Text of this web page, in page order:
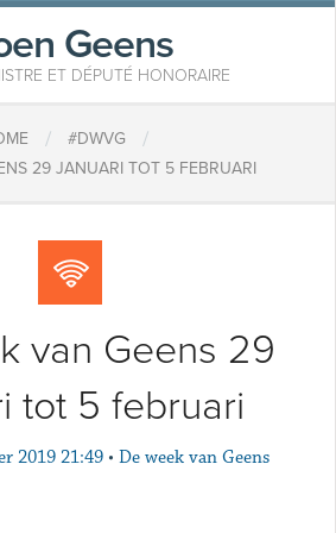
Geens
ET DÉPUTÉ HONORAIRE
/ #DWVG /
29 JANUARI TOT 5 FEBRUARI
van Geens 29
tot 5 februari
2019 21:49 • De week van Geens